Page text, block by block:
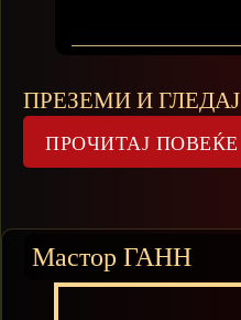
ПРЕЗЕМИ И ГЛЕДАЈ
Мастор ГАНН